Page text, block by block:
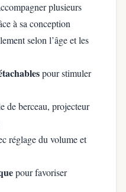
plusieurs
à sa conception
selon l’âge et les
pour stimuler
de berceau, projecteur
réglage du volume et
pour favoriser